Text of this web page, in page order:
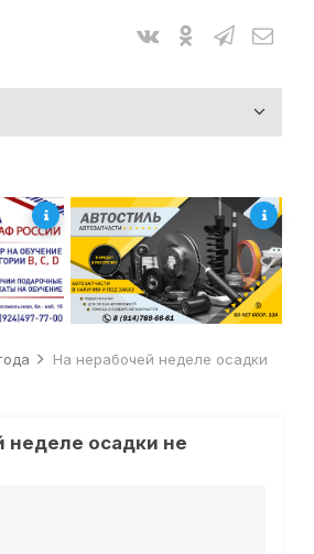
На нерабочей неделе осадки
неделе осадки не